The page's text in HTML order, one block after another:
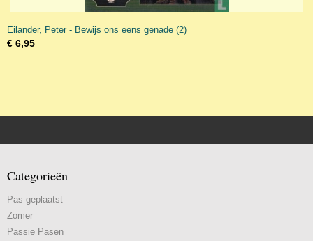
Eilander, Peter - Bewijs ons eens genade (2)
€ 6,95
Categorieën
Pas geplaatst
Zomer
Passie Pasen